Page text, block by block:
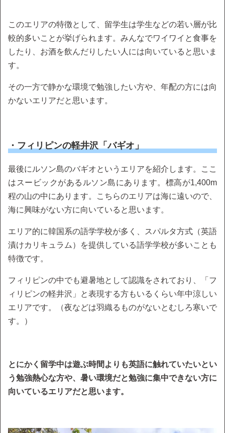
このエリアの特徴として、留学生は学生などの若い層が比
較的多いことが挙げられます。みんなでワイワイと食事を
したり、お酒を飲んだりしたい人には向いていると思いま
す。
その一方で静かな環境で勉強したい方や、年配の方には向
かないエリアだと思います。
・フィリピンの軽井沢「バギオ」
最後にルソン島のバギオというエリアを紹介します。ここ
はスービックがあるルソン島にあります。標高が1,400m
程の山の中にあります。こちらのエリアは海に遠いので、
海に興味がない方に向いていると思います。
エリア的に韓国系の語学学校が多く、スパルタ方式（英語
漬けカリキュラム）を提供している語学学校が多いことも
特徴です。
フィリピンの中でも避暑地として認識をされており、「フ
ィリピンの軽井沢」と表現する方もいるくらい年中涼しい
エリアです。（夜などは羽織るものがないとむしろ寒いで
す。）
とにかく留学中は遊ぶ時間よりも英語に触れていたいとい
う勉強熱心な方や、暑い環境だと勉強に集中できない方に
向いているエリアだと思います。